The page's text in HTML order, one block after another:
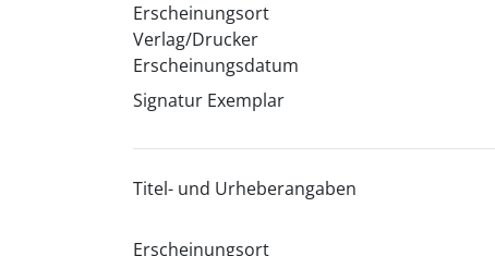
Erscheinungsort
Verlag/Drucker
Erscheinungsdatum
Signatur Exemplar
Titel- und Urheberangaben
Erscheinungsort